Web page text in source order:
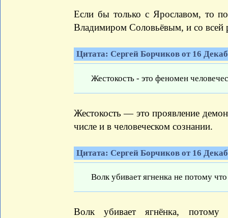
Если бы только с Ярославом, то
Владимиром Соловьёвым, и со всей
Цитата: Сергей Борчиков от 16
Жестокость - это феномен
Жестокость — это проявление
числе и в человеческом сознании.
Цитата: Сергей Борчиков от 16
Волк убивает ягненка не потому
Волк убивает ягнёнка,